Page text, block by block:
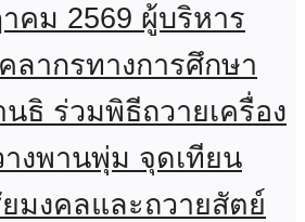
คม 2569 ผู้บริหาร
ากรทางการศึกษา
นธิ ร่วมพิธีถวายเครื่อง
งพานพุ่ม จุดเทียน
มงคลและถวายสัตย์